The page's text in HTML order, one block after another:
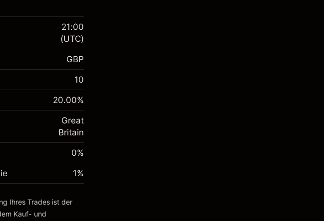
£1,000.00
-0.021271
~
£5,000.00
~£4,000.00
£1,000.00
-0.000647
(-£0.03)
~
£5,000.00
~£4,000.00
21:00
(UTC)
GBP
10
20.00%
Great
Britain
0%
1%
Ihres Trades ist der
Kauf- und